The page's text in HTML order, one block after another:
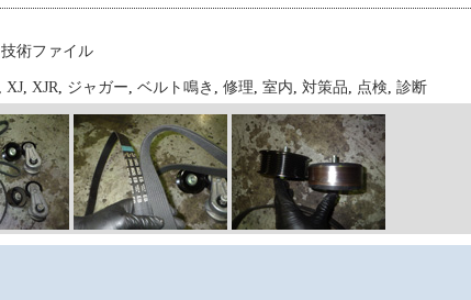
技術ファイル
XJ, XJR ジャガー ベルト鳴き 修理 室内 対策品 点検 診断